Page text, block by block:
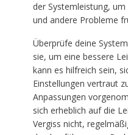
der Systemleistung,
und andere Probleme
Überprüfe deine
sie, um eine bessere
kann es hilfreich sein,
Einstellungen vertraut
Anpassungen
sich erheblich auf die
Vergiss nicht,